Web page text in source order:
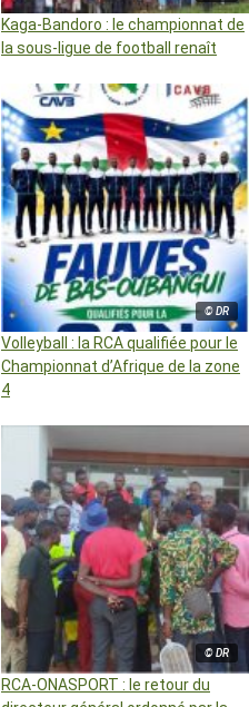
Kaga-Bandoro : le championnat de
la sous-ligue de football renaît
© DR
Volleyball : la RCA qualifiée pour le
Championnat d’Afrique de la zone
4
© DR
RCA-ONASPORT : le retour du